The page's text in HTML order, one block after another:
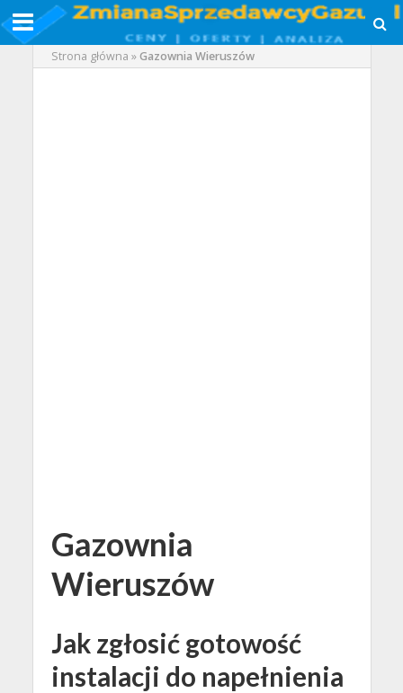
Strona główna »Gazownia Wieruszów
Gazownia
Wieruszów
Jak zgłosić gotowość
instalacji do napełnienia